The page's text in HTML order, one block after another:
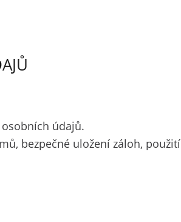
údajů.
bezpečné uložení záloh, použití